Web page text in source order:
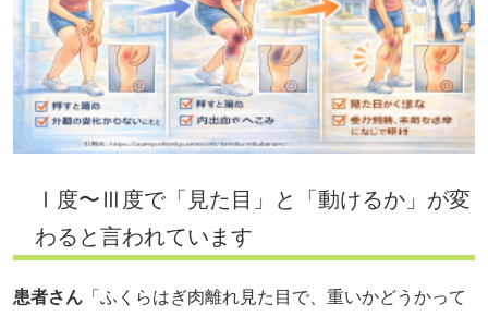
Ⅰ度〜Ⅲ度で「見た目」と「動けるか」が変
わると言われています
患者さん 「ふくらはぎ肉離れ見た目で、重いかどうかって